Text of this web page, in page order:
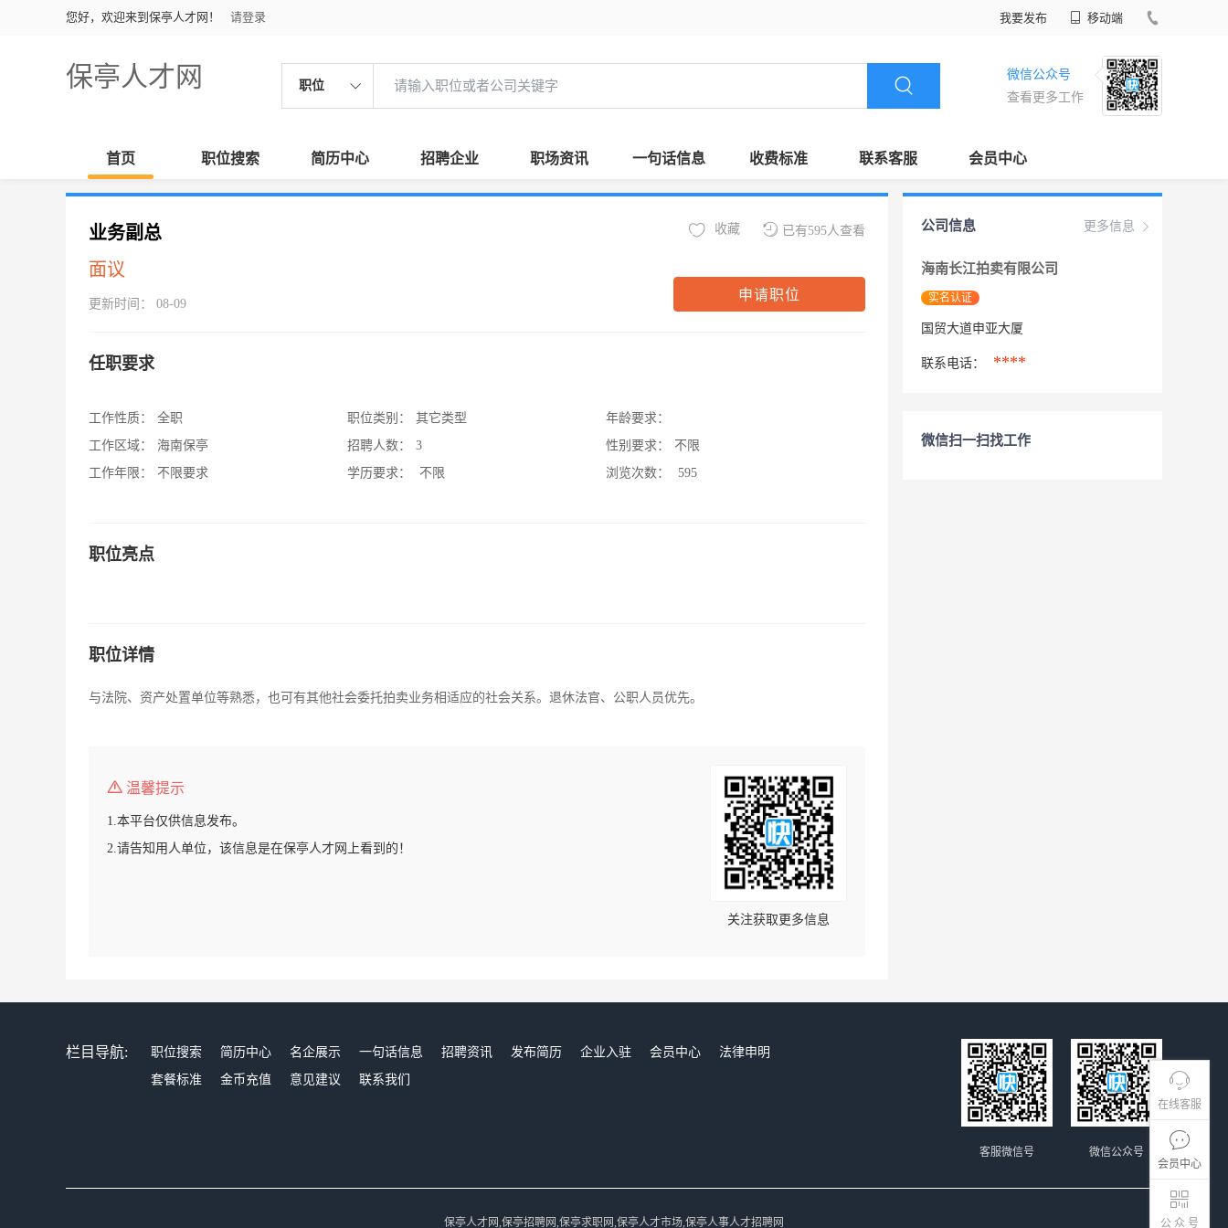
您好，欢迎来到保亭人才网！ 请登录 我要发布 移动端
保亭人才网 职位
微信公众号
查看更多工作
首页 职位搜索 简历中心 招聘企业 职场资讯 一句话信息 收费标准 联系客服 会员中心
在线客服
会员中心
公 众 号
业务副总
面议
更新时间： 08-09
已有595人查看
收藏
申请职位
任职要求
工作性质：
全职
工作区域：
海南保亭
工作年限：
不限要求
职位类别：
其它类型
招聘人数：
3
学历要求：
不限
年龄要求：
性别要求：
不限
浏览次数：
595
职位亮点
职位详情
与法院、资产处置单位等熟悉，也可有其他社会委托拍卖业务相适应的社会关系。退休法官、公职人员优先。
温馨提示
1.本平台仅供信息发布。
2.请告知用人单位，该信息是在保亭人才网上看到的！
关注获取更多信息
更多信息
公司信息
海南长江拍卖有限公司
实名认证
国贸大道申亚大厦
联系电话： ****
微信扫一扫找工作
栏目导航: 职位搜索 简历中心 名企展示 一句话信息 招聘资讯 发布简历 企业入驻 会员中心
法律申明
套餐标准
金币充值 意见建议 联系我们
微信公众号
客服微信号
保亭人才网,保亭招聘网,保亭求职网,保亭人才市场,保亭人事人才招聘网